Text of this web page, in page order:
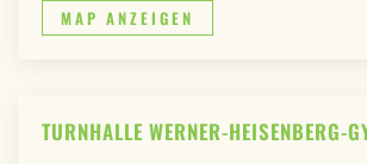
MAP ANZEIGEN
TURNHALLE WERNER-HEISENBERG-